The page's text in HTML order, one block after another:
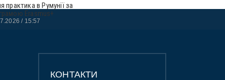
практика в Румунії за
Erasmus+
15:57
КОНТАКТИ